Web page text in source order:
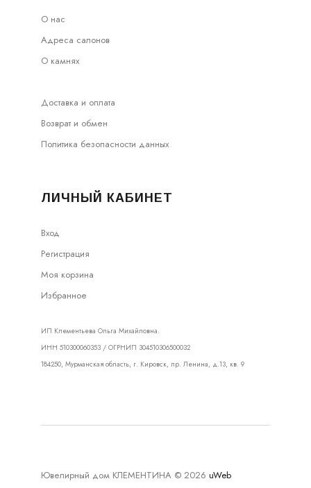
О нас
Адреса салонов
О камнях
Доставка и оплата
Возврат и обмен
Политика безопасности данных
ЛИЧНЫЙ КАБИНЕТ
Вход
Регистрация
Моя корзина
Избранное
ИП Клементьева Ольга Михайловна.
ИНН 510300060353 / ОГРНИП 304510306500032
184250, Мурманская область, г. Кировск, пр. Ленина, д.13, кв. 9
Ювелирный дом КЛЕМЕНТИНА © 2026 uWeb